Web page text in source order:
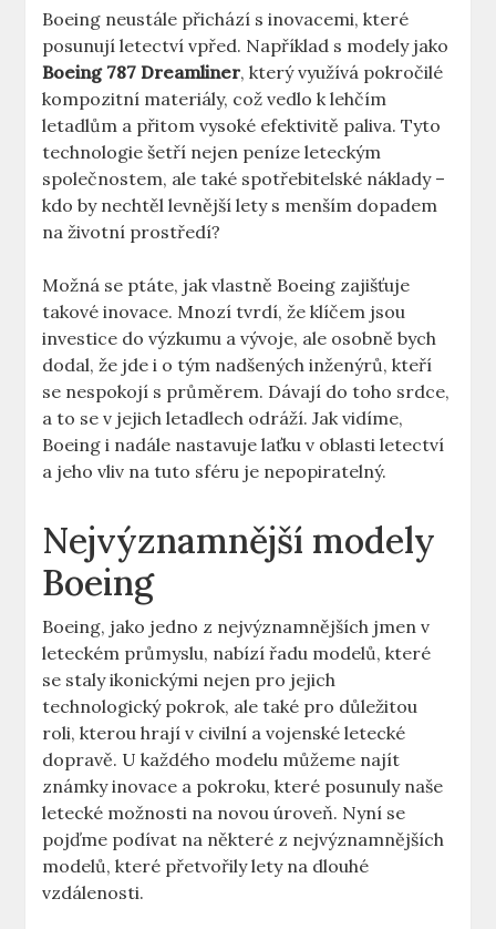
Boeing neustále přichází s ‍inovacemi, ‍které
⁢posunují letectví ​vpřed.‌ Například s ⁣modely jako
Boeing 787 Dreamliner, který využívá pokročilé
kompozitní materiály, což ‍vedlo k lehčím
letadlům​ a přitom vysoké efektivitě paliva. Tyto
technologie šetří nejen peníze ⁤leteckým⁣
společnostem, ale také spotřebitelské náklady‍ –
kdo by nechtěl levnější lety s menším dopadem
na životní⁤ prostředí?
Možná se ptáte, jak vlastně Boeing zajišťuje
takové inovace. Mnozí tvrdí, že klíčem jsou​
investice do výzkumu a vývoje,⁣ ale ‍osobně bych
⁤dodal,‍ že⁢ jde i o tým nadšených inženýrů, kteří⁣
se nespokojí‌ s ​průměrem. Dávají do toho srdce,
a‌ to se v jejich letadlech ⁤odráží.‌ Jak vidíme,⁣
Boeing i nadále ⁤nastavuje laťku⁣ v oblasti letectví
a jeho‌ vliv ⁢na tuto sféru ‍je nepopiratelný.
Nejvýznamnější modely
Boeing
Boeing, ⁢jako ⁣jedno z nejvýznamnějších ⁢jmen v⁤
leteckém průmyslu, nabízí ‍řadu modelů, které
⁢se staly ikonickými nejen ‌pro⁤ jejich
⁣technologický pokrok, ⁤ale také pro důležitou
roli, kterou hrají⁤ v civilní ‌a vojenské letecké
dopravě. ‌U každého modelu můžeme ‍najít
známky ⁢inovace a pokroku, které posunuly⁣ naše
letecké‌ možnosti na novou úroveň. ⁣Nyní se
pojďme⁤ podívat na některé ‌z nejvýznamnějších
modelů, které přetvořily lety⁢ na dlouhé
vzdálenosti.